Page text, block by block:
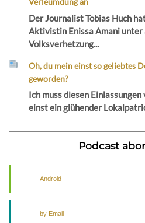
Der Journalist Tobias Huch
Aktivistin Enissa Amani unter
Volksverhetzung...
Oh, du mein einst so geliebtes
geworden?
Ich muss diesen
einst ein glühender
Podcast
Android
by Email